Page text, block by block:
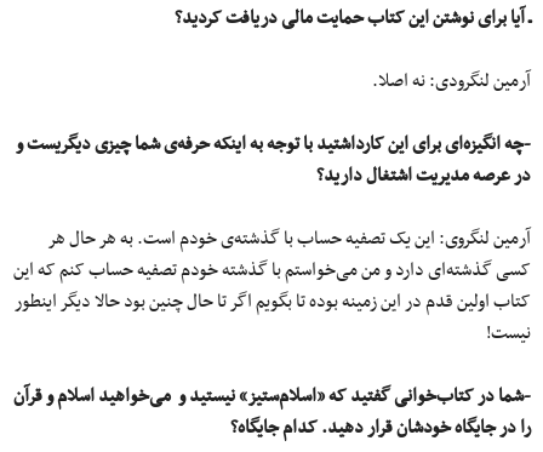
ـ آیا برای نوشتن این کتاب حمایت مالی دریافت کردید؟
آرمین لنگرودی: نه اصلا.
-چه انگیزه‌ای برای این کارداشتید با توجه به اینکه حرفه‌ی شما چیزی دیگریست و
در عرصه مدیریت اشتغال دارید؟
آرمین لنگروی: این یک تصفیه حساب با گذشته‌ی خودم است. به هر حال هر
کسی گذشته‌ای دارد و من می‌خواستم با گذشته خودم تصفیه حساب کنم که این
کتاب اولین قدم در این زمینه بوده تا بگویم اگر تا حال چنین بود حالا دیگر اینطور
نیست!
-شما در کتاب‌خوانی گفتید که «اسلام‌ستیز» نیستید و می‌خواهید اسلام و قرآن
را در جایگاه خودشان قرار دهید. کدام جایگاه؟